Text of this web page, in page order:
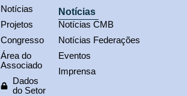
Notícias
Projetos
Congresso
Área do
Associado
Dados
do Setor
Notícias
Notícias CMB
Notícias Federações
Eventos
Imprensa